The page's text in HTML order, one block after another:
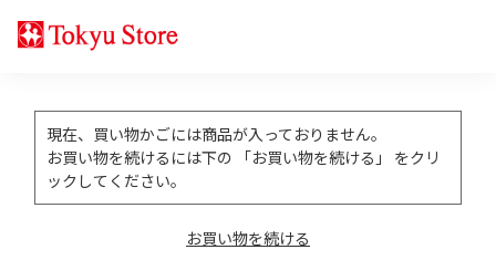
現在、買い物かごには商品が入っておりません。
お買い物を続けるには下の 「お買い物を続ける」 をクリ
ックしてください。
お買い物を続ける